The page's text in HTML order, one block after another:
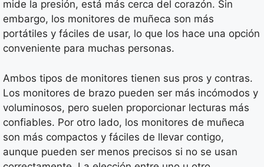
mide la presión, está más cerca del corazón. Sin
embargo, los monitores de muñeca son más
portátiles y fáciles de usar, lo que los hace una opción
conveniente para muchas personas.
Ambos tipos de monitores tienen sus pros y contras.
Los monitores de brazo pueden ser más incómodos y
voluminosos, pero suelen proporcionar lecturas más
confiables. Por otro lado, los monitores de muñeca
son más compactos y fáciles de llevar contigo,
aunque pueden ser menos precisos si no se usan